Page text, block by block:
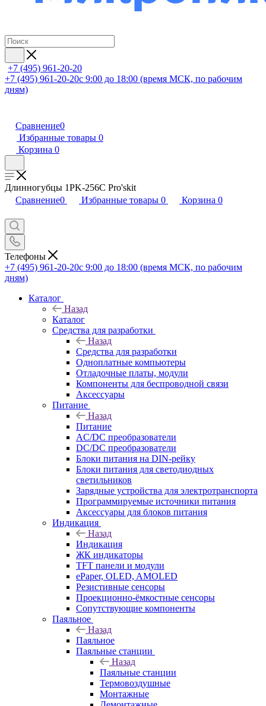
+7 (495) 961-20-20
+7 (495) 961-20-20с 9:00 до 18:00 (время МСК, по рабочим
дням)
Сравнение0
Избранные товары 0
Корзина 0
Длинногубцы 1PK-256C Pro'skit
Сравнение0 Избранные товары 0 Корзина 0
Телефоны
+7 (495) 961-20-20с 9:00 до 18:00 (время МСК, по рабочим
дням)
Каталог
Назад
Каталог
Средства для разработки
Назад
Средства для разработки
Одноплатные компьютеры
Отладочные платы, модули
Компоненты для беспроводной связи
Аксессуары
Питание
Назад
Питание
AC/DC преобразователи
DC/DC преобразователи
Блоки питания на DIN-рейку
Блоки питания для светодиодных
светильников
Зарядные устройства для электротранспорта
Программируемые источники питания
Аксессуары для блоков питания
Индикация
Назад
Индикация
ЖК индикаторы
TFT панели и модули
ePaper, OLED, AMOLED
Резистивные сенсоры
Проекционно-ёмкостные сенсоры
Сопутствующие компоненты
Паяльное
Назад
Паяльное
Паяльные станции
Назад
Паяльные станции
Термовоздушные
Монтажные